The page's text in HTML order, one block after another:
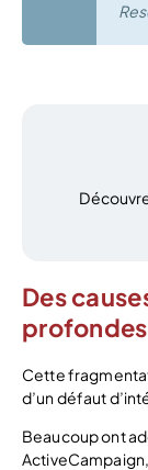
Des
profondes
Cette
d’un défaut
Beaucoup ont